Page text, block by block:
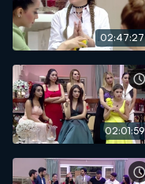
02:47:27
02:01:59